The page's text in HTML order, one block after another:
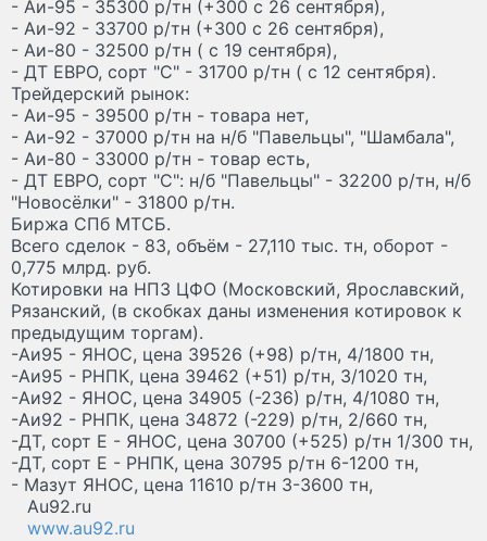
- Аи-95 - 35300 р/тн (+300 с 26 сентября),
- Аи-92 - 33700 р/тн (+300 с 26 сентября),
- Аи-80 - 32500 р/тн ( с 19 сентября),
- ДТ ЕВРО, сорт "С" - 31700 р/тн ( с 12 сентября).
Трейдерский рынок:
- Аи-95 - 39500 р/тн - товара нет,
- Аи-92 - 37000 р/тн на н/б "Павельцы", "Шамбала",
- Аи-80 - 33000 р/тн - товар есть,
- ДТ ЕВРО, сорт "С": н/б "Павельцы" - 32200 р/тн, н/б
"Новосёлки" - 31800 р/тн.
Биржа СПб МТСБ.
Всего сделок - 83, объём - 27,110 тыс. тн, оборот -
0,775 млрд. руб.
Котировки на НПЗ ЦФО (Московский, Ярославский,
Рязанский, (в скобках даны изменения котировок к
предыдущим торгам).
-Аи95 - ЯНОС, цена 39526 (+98) р/тн, 4/1800 тн,
-Аи95 - РНПК, цена 39462 (+51) р/тн, 3/1020 тн,
-Аи92 - ЯНОС, цена 34905 (-236) р/тн, 4/1080 тн,
-Аи92 - РНПК, цена 34872 (-229) р/тн, 2/660 тн,
-ДТ, сорт Е - ЯНОС, цена 30700 (+525) р/тн 1/300 тн,
-ДТ, сорт Е - РНПК, цена 30795 р/тн 6-1200 тн,
- Мазут ЯНОС, цена 11610 р/тн 3-3600 тн,
Au92.ru
www.au92.ru